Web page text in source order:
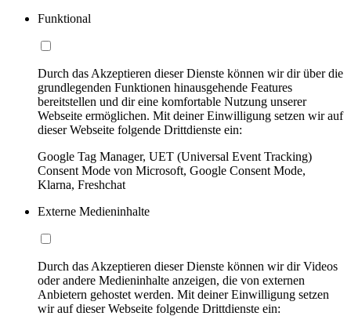
Funktional
Durch das Akzeptieren dieser Dienste können wir dir über die
grundlegenden Funktionen hinausgehende Features
bereitstellen und dir eine komfortable Nutzung unserer
Webseite ermöglichen. Mit deiner Einwilligung setzen wir auf
dieser Webseite folgende Drittdienste ein:
Google Tag Manager, UET (Universal Event Tracking)
Consent Mode von Microsoft, Google Consent Mode,
Klarna, Freshchat
Externe Medieninhalte
Durch das Akzeptieren dieser Dienste können wir dir Videos
oder andere Medieninhalte anzeigen, die von externen
Anbietern gehostet werden. Mit deiner Einwilligung setzen
wir auf dieser Webseite folgende Drittdienste ein: